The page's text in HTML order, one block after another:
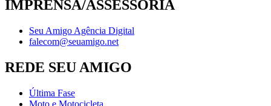
IMPRENSA/ASSESSORIA
Seu Amigo Agência Digital
falecom@seuamigo.net
REDE SEU AMIGO
Última Fase
Moto e Motocicleta